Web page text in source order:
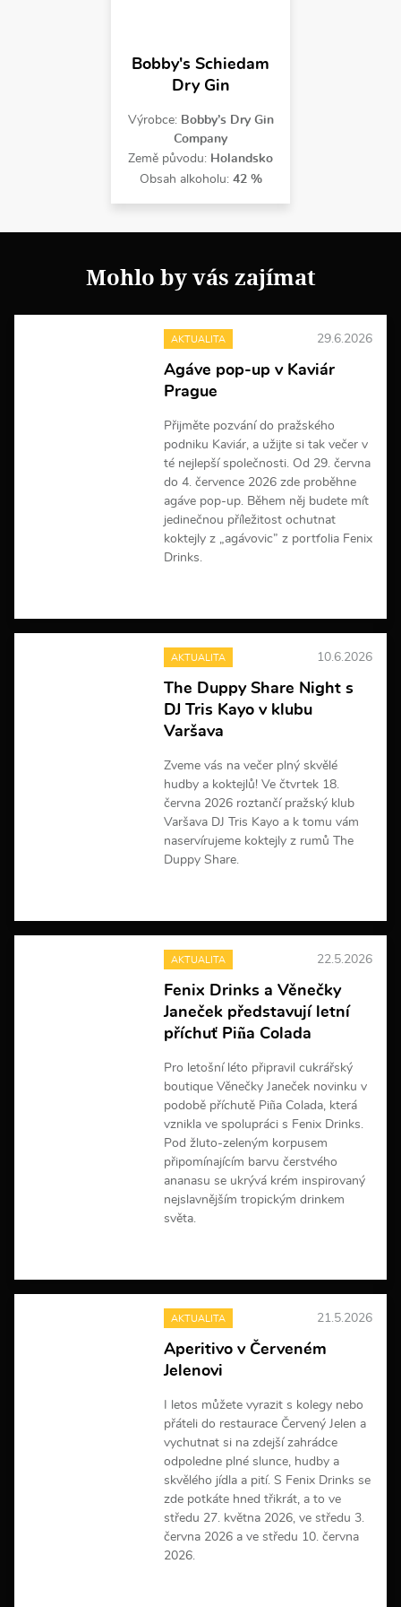
Bobby's Schiedam
Dry Gin
Výrobce: Bobby’s Dry Gin
Company
Země původu: Holandsko
Obsah alkoholu: 42 %
Mohlo by vás zajímat
AKTUALITA 29.6.2026
Agáve pop-up v Kaviár
Prague
Přijměte pozvání do pražského
podniku Kaviár, a užijte si tak večer v
té nejlepší společnosti. Od 29. června
do 4. července 2026 zde proběhne
agáve pop-up. Během něj budete mít
jedinečnou příležitost ochutnat
koktejly z „agávovic” z portfolia Fenix
Drinks.
e
i
f
o
r
c
í
AKTUALITA 10.6.2026
The Duppy Share Night s
DJ Tris Kayo v klubu
Varšava
Zveme vás na večer plný skvělé
hudby a koktejlů! Ve čtvrtek 18.
června 2026 roztančí pražský klub
Varšava DJ Tris Kayo a k tomu vám
naservírujeme koktejly z rumů The
Duppy Share.
e
i
f
o
r
c
í
AKTUALITA 22.5.2026
Fenix Drinks a Věnečky
Janeček představují letní
příchuť Piña Colada
Pro letošní léto připravil cukrářský
boutique Věnečky Janeček novinku v
podobě příchutě Piña Colada, která
vznikla ve spolupráci s Fenix Drinks.
Pod žluto-zeleným korpusem
připomínajícím barvu čerstvého
ananasu se ukrývá krém inspirovaný
nejslavnějším tropickým drinkem
světa.
e
i
f
o
m
a
í
AKTUALITA 21.5.2026
Aperitivo v Červeném
Jelenovi
I letos můžete vyrazit s kolegy nebo
přáteli do restaurace Červený Jelen a
vychutnat si na zdejší zahrádce
odpoledne plné slunce, hudby a
skvělého jídla a pití. S Fenix Drinks se
zde potkáte hned třikrát, a to ve
středu 27. května 2026, ve středu 3.
června 2026 a ve středu 10. června
2026.